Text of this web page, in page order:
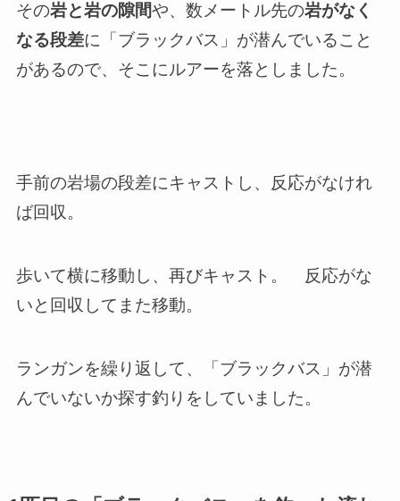
その岩と岩の隙間や、数メートル先の岩がなく
なる段差に「ブラックバス」が潜んでいること
があるので、そこにルアーを落としました。
手前の岩場の段差にキャストし、反応がなけれ
ば回収。
歩いて横に移動し、再びキャスト。 反応がな
いと回収してまた移動。
ランガンを繰り返して、「ブラックバス」が潜
んでいないか探す釣りをしていました。